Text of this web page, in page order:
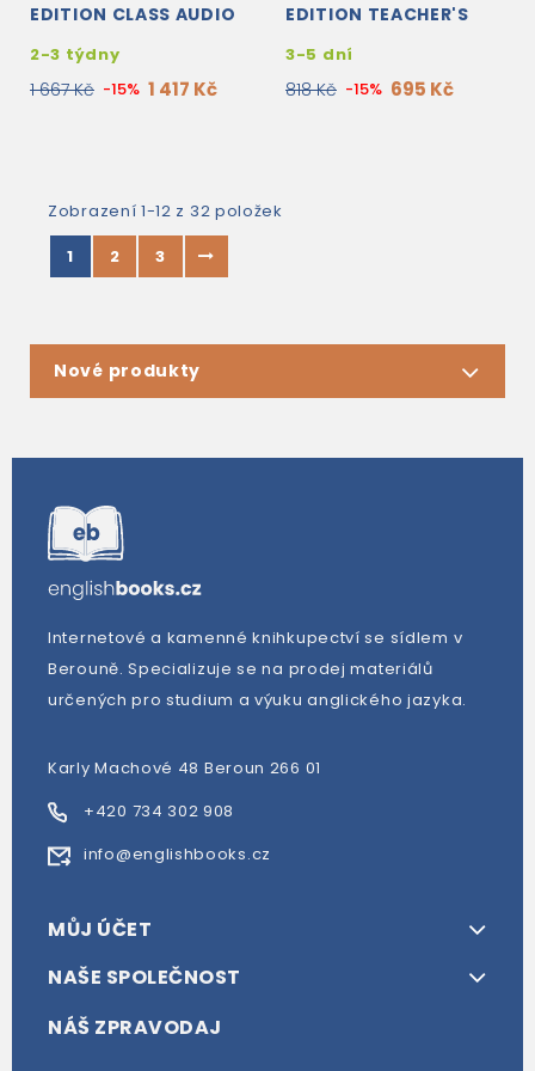
EDITION CLASS AUDIO
2-3 týdny
1 667 Kč -15% 1 417 Kč
EDITION TEACHER'S
3-5 dní
818 Kč -15% 695 Kč
Zobrazení 1-12 z 32 položek
1
2 3
Nové produkty
Internetové a kamenné knihkupectví se sídlem v
Berouně. Specializuje se na prodej materiálů
určených pro studium a výuku anglického jazyka.
Karly Machové 48 Beroun 266 01
+420 734 302 908
info@englishbooks.cz
MŮJ ÚČET
NAŠE SPOLEČNOST
NÁŠ ZPRAVODAJ